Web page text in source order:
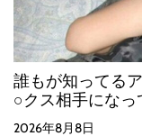
誰もが知ってる
○クス相手になっ
2026年8月8日